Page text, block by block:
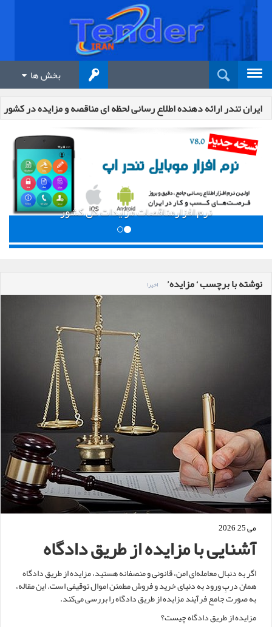
بخش ها
ایران تندر ارائه دهنده اطلاع رسانی لحظه ای مناقصه و مزایده در کشور
نرم افزارمناقصات مزایدات کل کشور
نوشته با برچسب ‘ مزایده’ اخیرا
می 25, 2026
آشنایی با مزایده از طریق دادگاه
اگر به دنبال معامله‌ای امن، قانونی و منصفانه هستید، مزایده از طریق دادگاه
همان دربِ ورود به دنیای خرید و فروش مطمئن اموال توقیفی است. این مقاله،
به صورت جامع فرآیند مزایده از طریق دادگاه را بررسی می‌کند.
مزایده از طریق دادگاه چیست؟